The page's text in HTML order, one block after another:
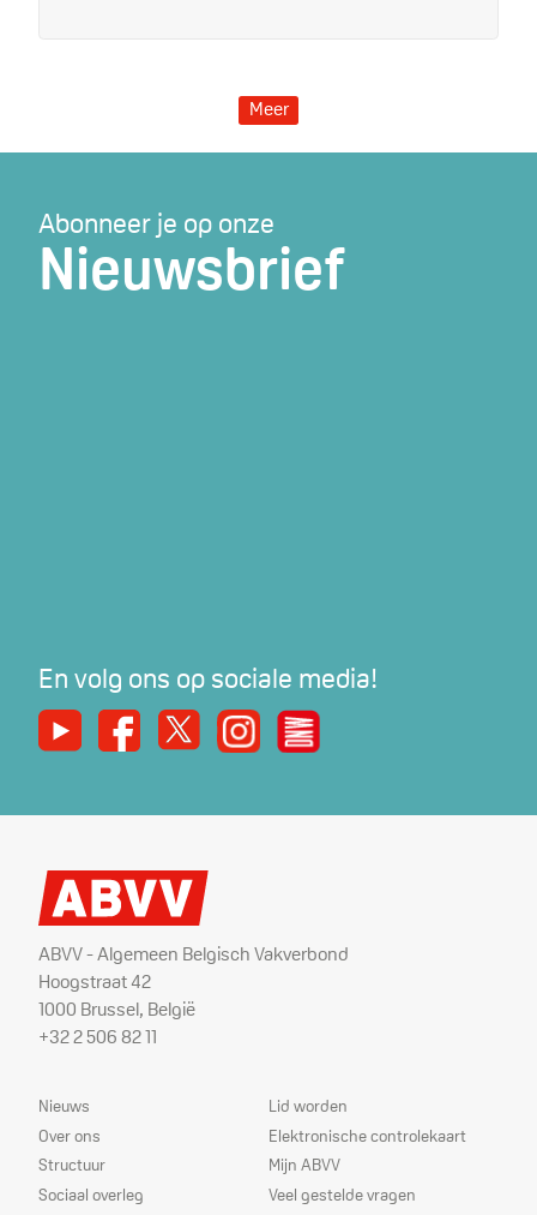
Meer
Abonneer je op onze
Nieuwsbrief
En volg ons op sociale media!
Youtube Facebook
X InstagramDe Nieuwe Werker
ABVV - Algemeen Belgisch Vakverbond
Hoogstraat 42
1000 Brussel, België
+32 2 506 82 11
Sitemap
Nieuws
Over ons
Structuur
Sociaal overleg
Dienstverlening
Lid worden
Elektronische controlekaart
Mijn ABVV
Veel gestelde vragen